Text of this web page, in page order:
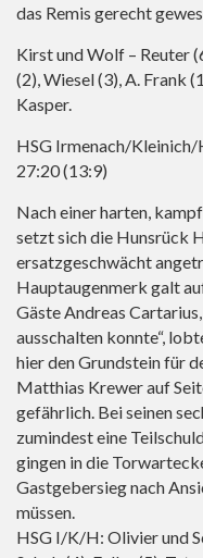
das Remis gerecht
Kirst und Wolf – Reuter
(2), Wiesel (3), A. Frank
Kasper.
HSG Irmenach/
27:20 (13:9)
Nach einer harten,
setzt sich die Hunsrück
ersatzgeschwächt
Hauptaugenmerk galt
Gäste Andreas
ausschalten konnte“,
hier den Grundstein für
Matthias Krewer auf
gefährlich. Bei seinen
zumindest eine
gingen in die
Gastgebersieg nach
müssen.
HSG I/K/H: Olivier und